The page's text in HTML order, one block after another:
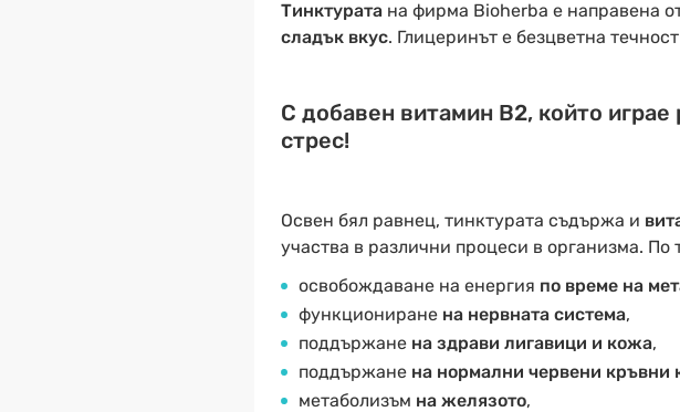
Тинктуратана фирма Bioherba е направена
сладък вкус. Глицеринът е безцветна
С добавен витамин B2, който
стрес!
Освен бял равнец, тинктурата съдържа и
участва в различни процеси в организма.
освобождаване на енергия по време на
функциониранена нервната система,
поддържане на здрави лигавици и кожа,
поддържанена нормални червени кръвни
метаболизъм на желязото,